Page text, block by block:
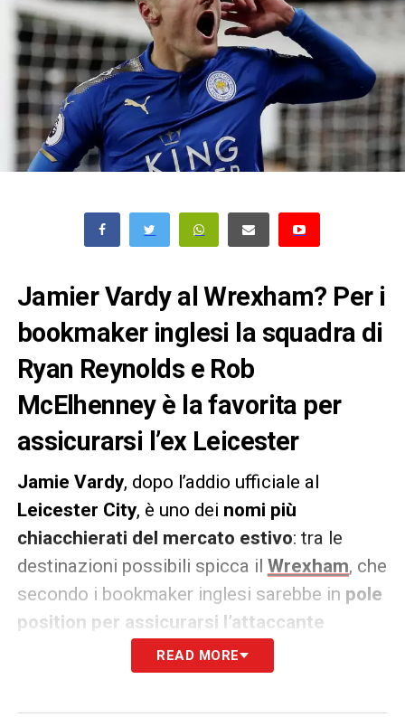
Jamier Vardy al Wrexham? Per i
bookmaker inglesi la squadra di
Ryan Reynolds e Rob
McElhenney è la favorita per
assicurarsi l’ex Leicester
Jamie Vardy, dopo l’addio ufficiale al
Leicester City, è uno dei nomi più
chiacchierati del mercato estivo: tra le
destinazioni possibili spicca il Wrexham, che
secondo i bookmaker inglesi sarebbe in pole
position per assicurarsi l’attaccante
. Il club gallese, rilanciato dal
progetto ambizioso diRyan Reynolds e Rob
READ MORE